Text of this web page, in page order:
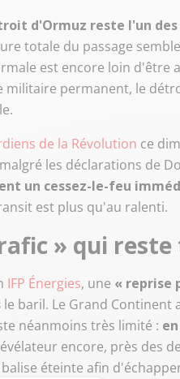
d'Ormuz reste l'un
totale du passage
est encore loin d'être
militaire permanent, le
de la Révolution ce
les déclarations de
un cessez-le-feu
est plus qu'au ralenti.
» qui
IFP Énergies, une « reprise
le baril. Le Grand Continent
néanmoins très limité :
encore, près des
éteinte afin